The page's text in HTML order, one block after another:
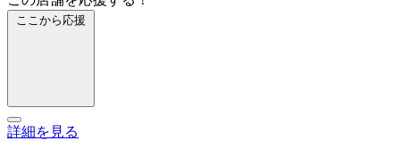
ここから応援
詳細を見る